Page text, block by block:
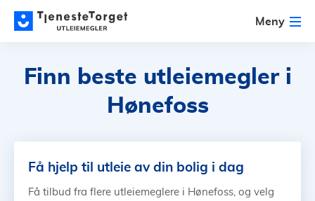
Meny
Finn beste utleiemegleri
Hønefoss
Få hjelp til utleie av din bolig i dag
Få tilbud fra flere utleiemeglere i Hønefoss, og velg